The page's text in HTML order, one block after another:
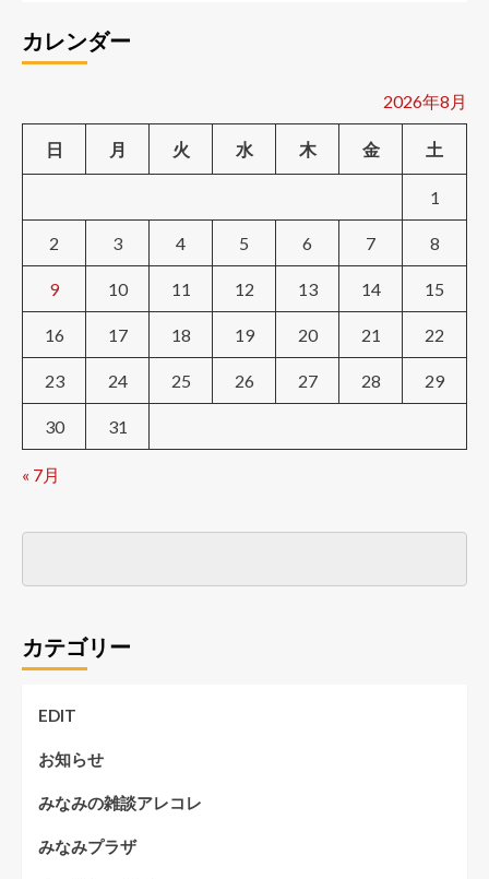
カレンダー
2026年8月
日 月 火 水 木 金 土
1
2 3 4 5 6 7 8
9 10 11 12 13 14 15
16 17 18 19 20 21 22
23 24 25 26 27 28 29
30 31
« 7月
カテゴリー
EDIT
お知らせ
みなみの雑談アレコレ
みなみプラザ